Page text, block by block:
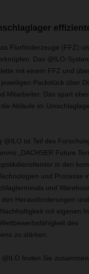
Flurförderzeuge (FFZ)
Das @ILO-
mit einem FFZ und
Packstück über
Mitarbeiter. Das spart
Abläufe im
@ILO ist Teil des
„DACHSER Future
in den
und Prozesse
und
Herausforderungen
mit eigenen
des
zu stärken.
finden Sie